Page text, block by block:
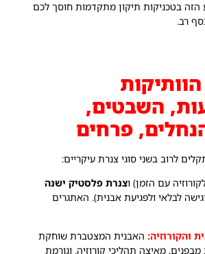
הזה בטכניקות תיקון מתקדמות חוסך לכם
רב.
השבטים,
פרחים
לרוב בשני סוגי צנרת עיקריים:
עם הזמן) וצנרת פלסטיק ישנה
לבלאי ולפגיעת אבנית). האתגרים
והקורוזיה:האבנית המצטברת שוחקת
מאיצה תהליכי קורוזיה. וגורמת